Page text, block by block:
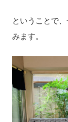
ということで
みます。